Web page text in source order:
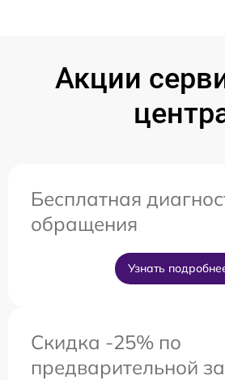
Акции
Бесплатная
обращения
Узнать
Скидка -25% по
предварительной